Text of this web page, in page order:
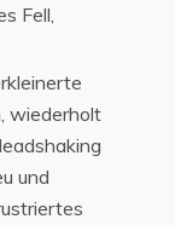
Fell,
wiederholt
und